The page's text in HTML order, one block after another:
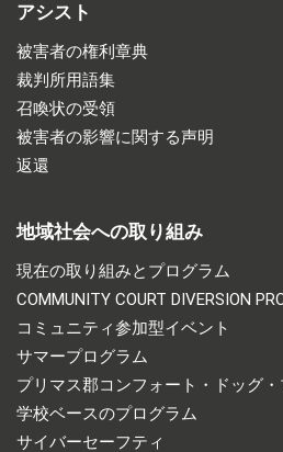
アシスト
被害者の権利章典
裁判所用語集
召喚状の受領
被害者の影響に関する声明
返還
地域社会への取り組み
現在の取り組みとプログラム
COMMUNITY COURT DIVERSION
コミュニティ参加型イベント
サマープログラム
プリマス郡コンフォート・ドッグ
学校ベースのプログラム
サイバーセーフティ